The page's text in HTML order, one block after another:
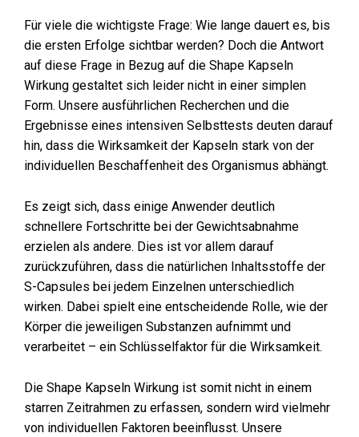
Für viele die wichtigste Frage: Wie lange dauert es, bis
die ersten Erfolge sichtbar werden? Doch die Antwort
auf diese Frage in Bezug auf die Shape Kapseln
Wirkung gestaltet sich leider nicht in einer simplen
Form. Unsere ausführlichen Recherchen und die
Ergebnisse eines intensiven Selbsttests deuten darauf
hin, dass die Wirksamkeit der Kapseln stark von der
individuellen Beschaffenheit des Organismus abhängt.
Es zeigt sich, dass einige Anwender deutlich
schnellere Fortschritte bei der Gewichtsabnahme
erzielen als andere. Dies ist vor allem darauf
zurückzuführen, dass die natürlichen Inhaltsstoffe der
S-Capsules bei jedem Einzelnen unterschiedlich
wirken. Dabei spielt eine entscheidende Rolle, wie der
Körper die jeweiligen Substanzen aufnimmt und
verarbeitet – ein Schlüsselfaktor für die Wirksamkeit.
Die Shape Kapseln Wirkung ist somit nicht in einem
starren Zeitrahmen zu erfassen, sondern wird vielmehr
von individuellen Faktoren beeinflusst. Unsere